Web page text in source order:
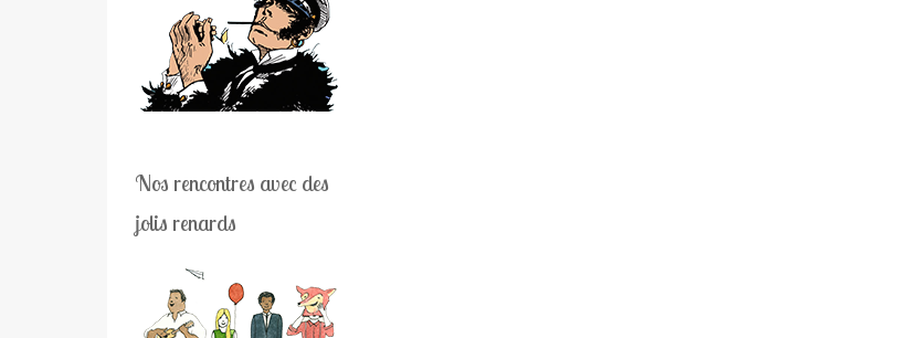
Nos rencontres avec des
jolis renards